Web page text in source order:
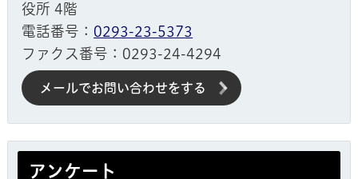
役所 4階
電話番号： 0293-23-5373
ファクス番号：0293-24-4294
メールでお問い合わせをする
アンケート